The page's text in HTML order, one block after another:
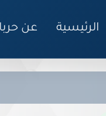
الرئيسية عن